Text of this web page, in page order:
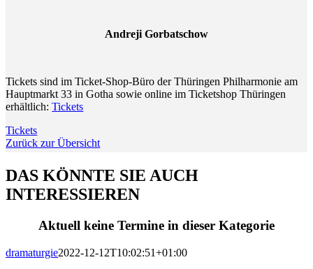
Andreji Gorbatschow
Tickets sind im Ticket-Shop-Büro der Thüringen Philharmonie am
Hauptmarkt 33 in Gotha sowie online im Ticketshop Thüringen
erhältlich:Tickets
Tickets
Zurück zur Übersicht
DAS KÖNNTE SIE AUCH
INTERESSIEREN
Aktuell keine Termine in dieser Kategorie
dramaturgie2022-12-12T10:02:51+01:00